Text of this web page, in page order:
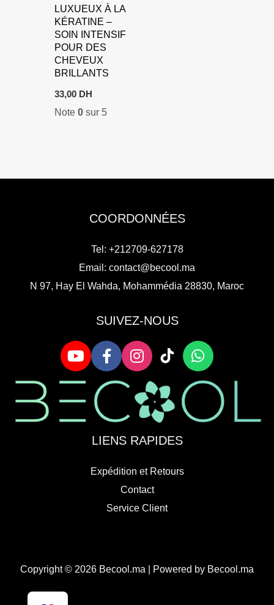
LUXUEUX À LA
KÉRATINE –
SOIN INTENSIF
POUR DES
CHEVEUX
BRILLANTS
33,00 DH
Note 0sur 5
COORDONNÉES
Tel: +212709-627178
Email: contact@becool.ma
N 97, Hay El Wahda, Mohammédia 28830, Maroc
SUIVEZ-NOUS
LIENS RAPIDES
Expédition et Retours
Contact
Service Client
Copyright © 2026 Becool.ma | Powered by Becool.ma